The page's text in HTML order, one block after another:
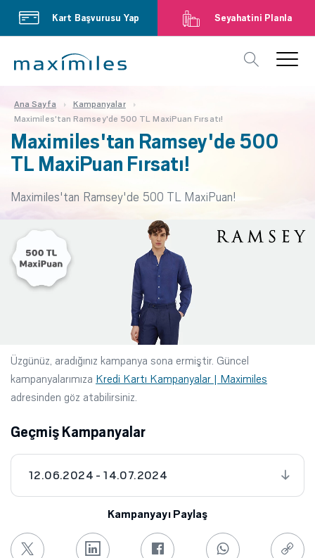
Kart Başvurusu Yap Seyahatini Planla
Ana Sayfa
Kampanyalar
Maximiles'tan Ramsey'de 500 TL MaxiPuan Fırsatı!
Maximiles'tan Ramsey'de 500
TL MaxiPuan Fırsatı!
Maximiles'tan Ramsey'de 500 TL MaxiPuan!
Üzgünüz, aradığınız kampanya sona ermiştir. Güncel
kampanyalarımıza Kredi Kartı Kampanyalar | Maximiles
adresinden göz atabilirsiniz.
Geçmiş Kampanyalar
12.06.2024 - 14.07.2024
Kampanyayı Paylaş